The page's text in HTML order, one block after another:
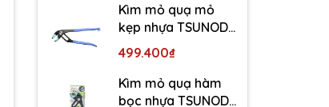
Kìm mỏ quạ mỏ
kẹp nhựa TSUNODA
WP-250SC-S
499.400₫
Kìm mỏ quạ hàm
bọc nhựa TSUNODA